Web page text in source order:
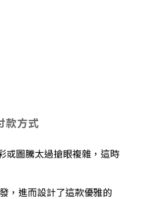
款方式
或圖騰太過搶眼複雜，這時
，進而設計了這款優雅的